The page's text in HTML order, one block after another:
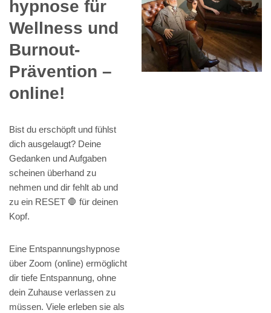
hypnose für
Wellness und
Burnout-
Prävention –
online!
Bist du erschöpft und fühlst
dich ausgelaugt? Deine
Gedanken und Aufgaben
scheinen überhand zu
nehmen und dir fehlt ab und
zu ein RESET 🛑 für deinen
Kopf.
Eine Entspannungshypnose
über Zoom (online) ermöglicht
dir tiefe Entspannung, ohne
dein Zuhause verlassen zu
müssen. Viele erleben sie als